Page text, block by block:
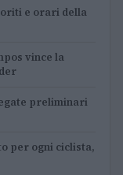
e orari della
vince la
preliminari
per ogni ciclista,